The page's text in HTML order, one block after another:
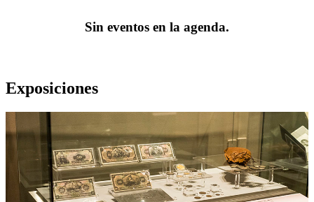
Sin eventos en la agenda.
Exposiciones